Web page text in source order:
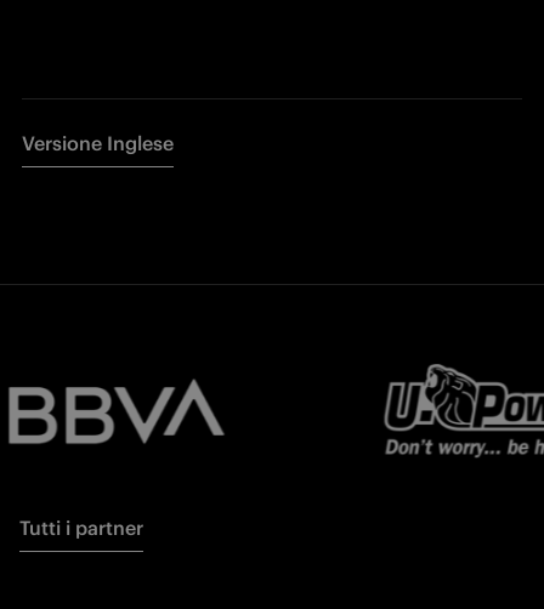
Versione Inglese
Tutti i partner